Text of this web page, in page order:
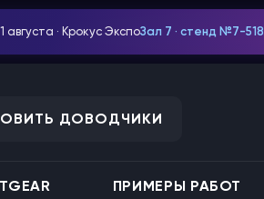
августа · Крокус ЭкспоЗал 7 · стенд №7-518
ПРИМЕРЫ РАБОТ
ДОВОДЧИКИ